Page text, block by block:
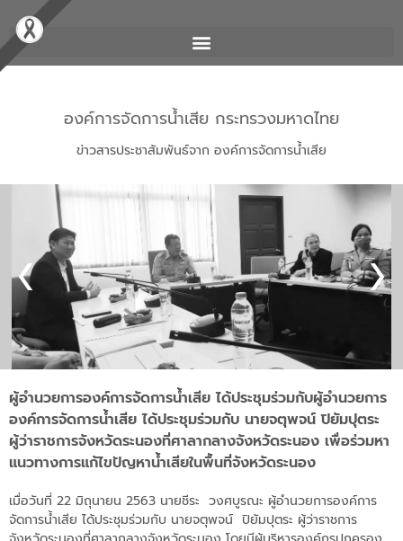
องค์การจัดการน้ำเสีย กระทรวงมหาดไทย
ข่าวสารประชาสัมพันธ์จาก องค์การจัดการน้ำเสีย
ผู้อำนวยการองค์การจัดการน้ำเสีย ได้ประชุมร่วมกับผู้อำนวยการ
องค์การจัดการน้ำเสีย ได้ประชุมร่วมกับ นายจตุพจน์ ปิยัมปุตระ
ผู้ว่าราชการจังหวัดระนองที่ศาลากลางจังหวัดระนอง เพื่อร่วมหา
แนวทางการแก้ไขปัญหาน้ำเสียในพื้นที่จังหวัดระนอง
เมื่อวันที่ 22 มิถุนายน 2563 นายชีระ วงศบูรณะ ผู้อำนวยการองค์การ
จัดการน้ำเสีย ได้ประชุมร่วมกับ นายจตุพจน์ ปิยัมปุตระ ผู้ว่าราชการ